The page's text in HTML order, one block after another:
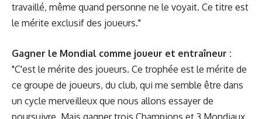
travaillé, même quand personne ne le voyait. Ce titre est
le mérite exclusif des joueurs."
Gagner le Mondial comme joueur et entraîneur :
"C'est le mérite des joueurs. Ce trophée est le mérite de
ce groupe de joueurs, du club, qui me semble être dans
un cycle merveilleux que nous allons essayer de
poursuivre. Mais gagner trois Champions et 3 Mondiaux,